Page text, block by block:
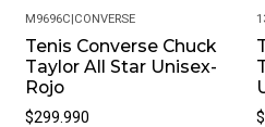
Parche logotipo Taylor All
Suela en Caucho
Capellada: 100% Cuero De
Plantilla: 100% Algodón/
M9696C|CONVERSE
Tenis Converse Chuck
Taylor All Star Unisex-
Rojo
$299.990